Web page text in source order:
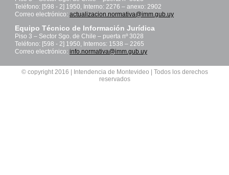
Teléfono: [598 - 2] 1950, Interno: 2276 – anexo: 2902
Correo electrónico: actualizacion.normativa@imm.gub.uy
Equipo Técnico de Información Jurídica
Piso 3 – Sector Sgo. de Chile – puerta nº 3028
Teléfono: [598 - 2] 1950, Internos: 1538 – 2265
Correo electrónico: info.normativa@imm.gub.uy
© copyright 2016 | Intendencia de Montevideo | Todos los derechos
reservados